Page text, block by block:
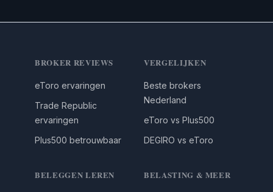
BROKER REVIEWS
eToro ervaringen
Trade Republic
ervaringen
Plus500 betrouwbaar
VERGELIJKEN
Beste brokers
Nederland
eToro vs Plus500
DEGIRO vs eToro
BELEGGEN LEREN BELASTING & MEER